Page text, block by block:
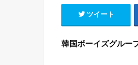
ツイート
韓国ボーイズグルー